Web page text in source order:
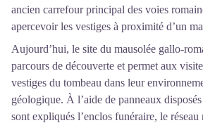
ancien carrefour principal des voies
apercevoir les vestiges à proximité d’un
Aujourd’hui, le site du mausolée gallo-
parcours de découverte et permet aux
vestiges du tombeau dans leur
géologique. À l’aide de panneaux
sont expliqués l’enclos funéraire, le